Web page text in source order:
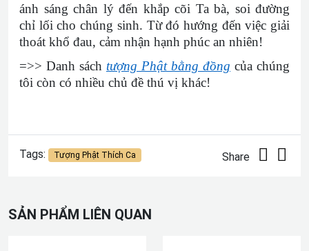
ánh sáng chân lý đến khắp cõi Ta bà, soi đường
chỉ lối cho chúng sinh. Từ đó hướng đến việc giải
thoát khổ đau, cảm nhận hạnh phúc an nhiên!
=>> Danh sách tượng Phật bằng đồng của chúng
tôi còn có nhiều chủ đề thú vị khác!
Tags: Tượng Phật Thích Ca Share
SẢN PHẨM LIÊN QUAN